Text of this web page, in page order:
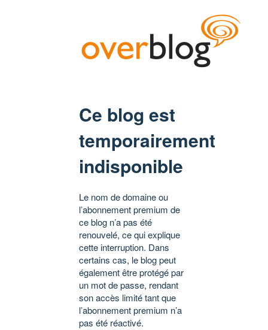
Ce blog est
temporairement
indisponible
Le nom de domaine ou
l’abonnement premium de
ce blog n’a pas été
renouvelé, ce qui explique
cette interruption. Dans
certains cas, le blog peut
également être protégé par
un mot de passe, rendant
son accès limité tant que
l’abonnement premium n’a
pas été réactivé.